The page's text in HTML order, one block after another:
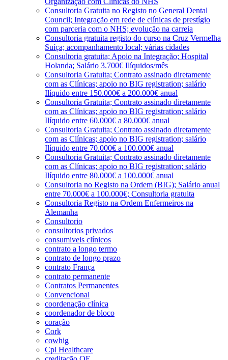
Consultoria Gratuita no Registo no General Dental
Council; Integração em rede de clínicas de prestígio
com parceria com o NHS; evolução na carreia
Consultoria gratuita registo do curso na Cruz Vermelha
Suíça; acompanhamento local; várias cidades
Consultoria gratuita; Apoio na Integração; Hospital
Holanda; Salário 3.700€ Ilíquidos/mês
Consultoria Gratuita; Contrato assinado diretamente
com as Clínicas; apoio no BIG registration; salário
Ilíquido entre 150.000€ a 200.000€ anual
Consultoria Gratuita; Contrato assinado diretamente
com as Clínicas; apoio no BIG registration; salário
Ilíquido entre 60.000€ a 80.000€ anual
Consultoria Gratuita; Contrato assinado diretamente
com as Clínicas; apoio no BIG registration; salário
Ilíquido entre 70.000€ a 100.000€ anual
Consultoria Gratuita; Contrato assinado diretamente
com as Clínicas; apoio no BIG registration; salário
Ilíquido entre 80.000€ a 100.000€ anual
Consultoria no Registo na Ordem (BIG); Salário anual
entre 70.000€ a 100.000€; Consultoria gratuita
Consultoria Registo na Ordem Enfermeiros na
Alemanha
Consultorio
consultorios privados
consumiveis clínicos
contrato a longo termo
contrato de longo prazo
contrato França
contrato permanente
Contratos Permanentes
Convencional
coordenação clínica
coordenador de bloco
coração
Cork
cowhig
Cpl Healthcare